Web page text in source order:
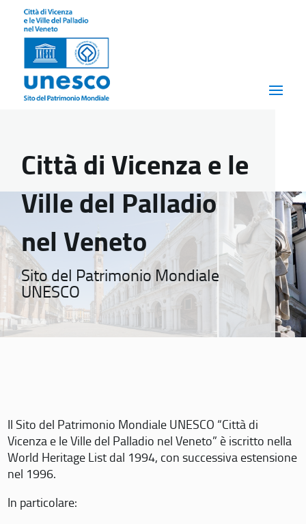
Città di Vicenza e le
Ville del Palladio
nel Veneto
Sito del Patrimonio Mondiale
UNESCO
Il Sito del Patrimonio Mondiale UNESCO “Città di
Vicenza e le Ville del Palladio nel Veneto” è iscritto nella
World Heritage List dal 1994, con successiva estensione
nel 1996.
In particolare: